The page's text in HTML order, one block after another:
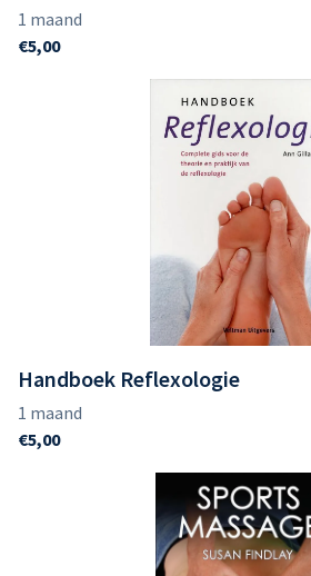
Handboek Reflexologie